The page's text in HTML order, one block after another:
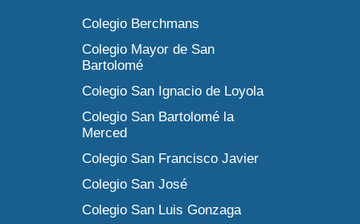
Colegio Berchmans
Colegio Mayor de San
Bartolomé
Colegio San Ignacio de Loyola
Colegio San Bartolomé la
Merced
Colegio San Francisco Javier
Colegio San José
Colegio San Luis Gonzaga